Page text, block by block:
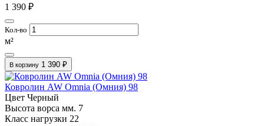
1 390 ₽
Кол-во
м²
В корзину 1 390 ₽
Ковролин AW Omnia (Омния) 98
Цвет Черный
Высота ворса мм. 7
Класс нагрузки 22